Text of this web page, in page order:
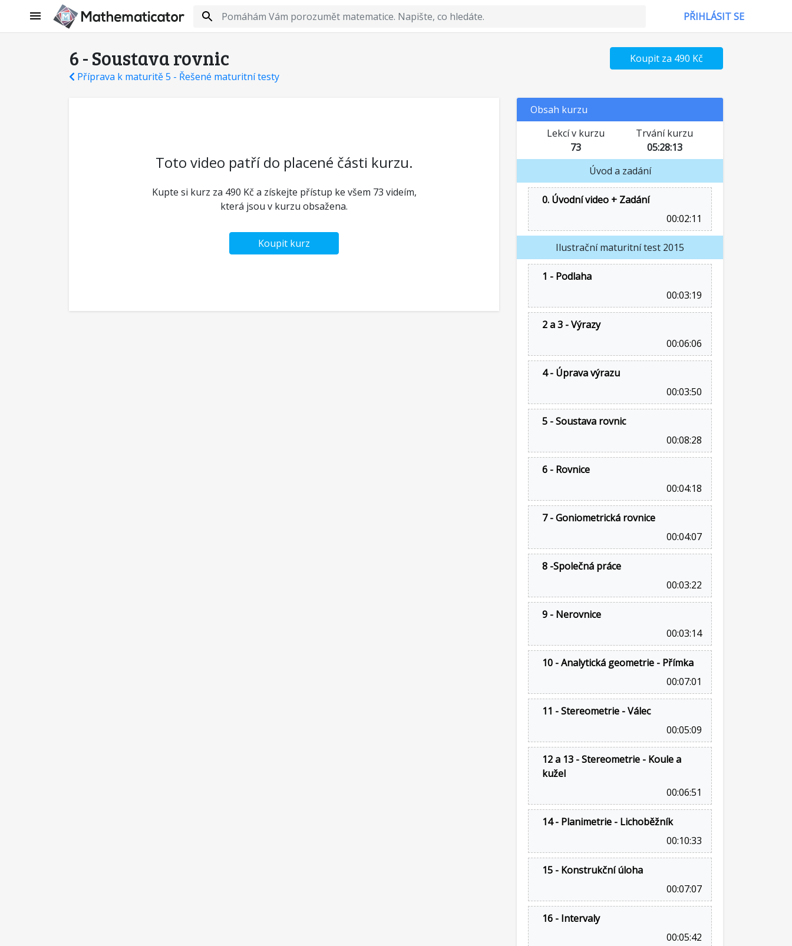
PŘIHLÁSIT SE
6 - Soustava rovnic
Příprava k maturitě 5 - Řešené maturitní testy
Koupit za 490 Kč
Toto video patří do placené části kurzu.
Kupte si kurz za 490 Kč a získejte přístup ke všem 73 videím,
která jsou v kurzu obsažena.
Koupit kurz
Obsah kurzu
Lekcí v kurzu
73
Trvání kurzu
05:28:13
Úvod a zadání
0. Úvodní video + Zadání
00:02:11
Ilustrační maturitní test 2015
1 - Podlaha
00:03:19
2 a 3 - Výrazy
00:06:06
4 - Úprava výrazu
00:03:50
5 - Soustava rovnic
00:08:28
6 - Rovnice
00:04:18
7 - Goniometrická rovnice
00:04:07
8 -Společná práce
00:03:22
9 - Nerovnice
00:03:14
10 - Analytická geometrie - Přímka
00:07:01
11 - Stereometrie - Válec
00:05:09
12 a 13 - Stereometrie - Koule a
kužel
00:06:51
14 - Planimetrie - Lichoběžník
00:10:33
15 - Konstrukční úloha
00:07:07
16 - Intervaly
00:05:42